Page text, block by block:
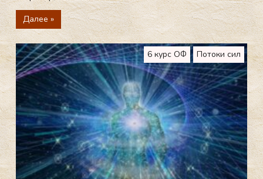
Далее »
6 курс ОФ Потоки сил